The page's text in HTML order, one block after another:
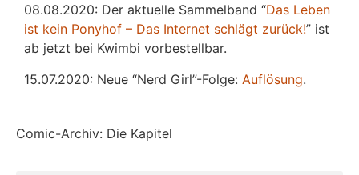
08.08.2020: Der aktuelle Sammelband “Das Leben
ist kein Ponyhof – Das Internet schlägt zurück!” ist
ab jetzt bei Kwimbi vorbestellbar.
15.07.2020: Neue “Nerd Girl”-Folge: Auflösung.
Comic-Archiv: Die Kapitel